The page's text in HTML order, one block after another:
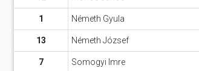
1 Németh Gyula
13 Németh József
7 Somogyi Imre